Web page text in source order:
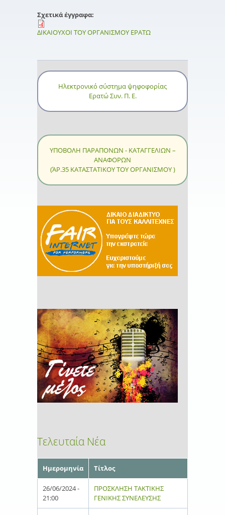
Σχετικά έγγραφα:
ΔΙΚΑΙΟΥΧΟΙ ΤΟΥ ΟΡΓΑΝΙΣΜΟΥ ΕΡΑΤΩ
Ηλεκτρονικό σύστημα ψηφοφορίας
Ερατώ Συν. Π. Ε.
ΥΠΟΒΟΛΗ ΠΑΡΑΠΟΝΩΝ - ΚΑΤΑΓΓΕΛΙΩΝ –
ΑΝΑΦΟΡΩΝ
(ΆΡ.35 ΚΑΤΑΣΤΑΤΙΚΟΥ ΤΟΥ ΟΡΓΑΝΙΣΜΟΥ )
Τελευταία Νέα
Ημερομηνία Τίτλος
26/06/2024 -
21:00
ΠΡΟΣΚΛΗΣΗ ΤΑΚΤΙΚΗΣ
ΓΕΝΙΚΗΣ ΣΥΝΕΛΕΥΣΗΣ